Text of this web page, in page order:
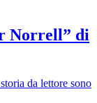
Norrell” di
da lettore sono